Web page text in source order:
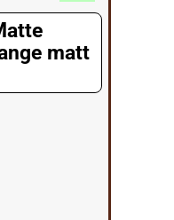
matt